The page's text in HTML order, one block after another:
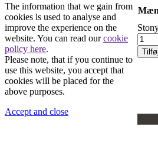
The information that we gain from
cookies is used to analyse and
improve the experience on the
website. You can read ourcookie
policy here.
Please note, that if you continue to
use this website, you accept that
cookies will be placed for the
above purposes.
Accept and close